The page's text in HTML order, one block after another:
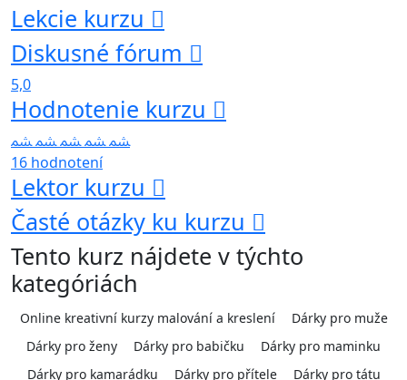
Lekcie kurzu
Diskusné fórum
5,0
Hodnotenie kurzu
16 hodnotení
Lektor kurzu
Časté otázky ku kurzu
Tento kurz nájdete v týchto
kategóriách
Online kreativní kurzy malování a kreslení
Dárky pro muže
Dárky pro ženy
Dárky pro babičku
Dárky pro maminku
Dárky pro kamarádku
Dárky pro přítele Dárky pro tátu